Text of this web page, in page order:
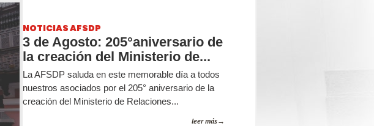
NOTICIAS AFSDP
3 de Agosto: 205°aniversario de
la creación del Ministerio de...
La AFSDP saluda en este memorable día a todos
nuestros asociados por el 205° aniversario de la
creación del Ministerio de Relaciones...
leer más